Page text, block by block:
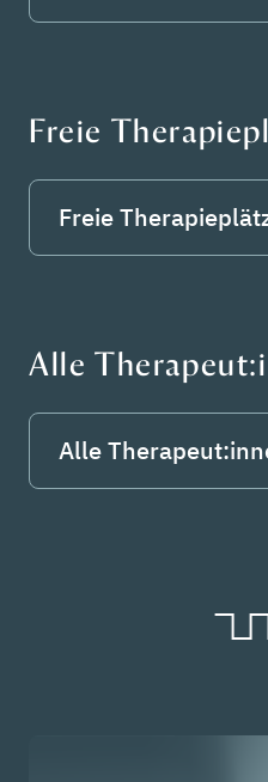
Freie
Freie
Alle
Alle